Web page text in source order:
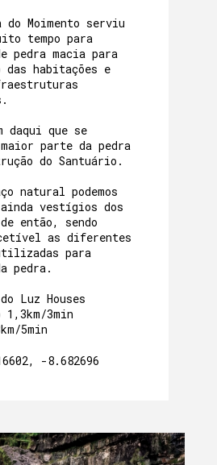
do Moimento serviu
tempo para
pedra macia para
das habitações e
daqui que se
parte da pedra
do Santuário.
natural podemos
vestígios dos
então, sendo
as diferentes
para
pedra.
Luz Houses
3min
5min
-8.682696